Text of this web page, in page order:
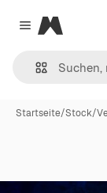
Close menu
Magnific
Startseite/Stock/